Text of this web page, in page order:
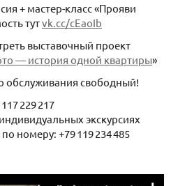
+ мастер-класс «Прояви
тутvk.cc/cEaoIb
выставочный проект
— история одной квартиры»
обслуживания свободный!
229 217
экскурсиях
номеру: +79 119 234 485